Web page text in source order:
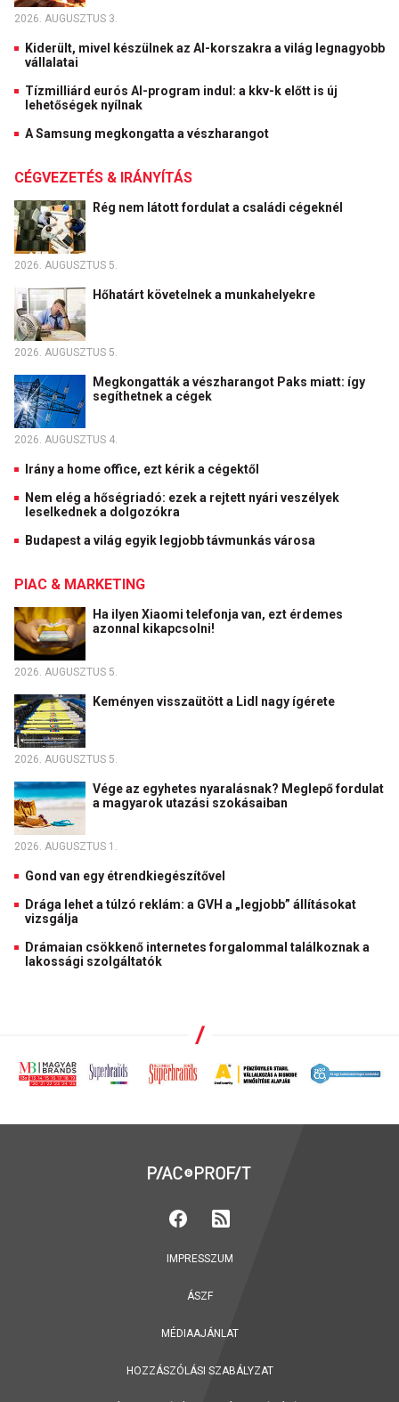
2026. AUGUSZTUS 3.
Kiderült, mivel készülnek az AI-korszakra a világ legnagyobb
vállalatai
Tízmilliárd eurós AI-program indul: a kkv-k előtt is új
lehetőségek nyílnak
A Samsung megkongatta a vészharangot
CÉGVEZETÉS & IRÁNYÍTÁS
Rég nem látott fordulat a családi cégeknél
2026. AUGUSZTUS 5.
Hőhatárt követelnek a munkahelyekre
2026. AUGUSZTUS 5.
Megkongatták a vészharangot Paks miatt: így
segíthetnek a cégek
2026. AUGUSZTUS 4.
Irány a home office, ezt kérik a cégektől
Nem elég a hőségriadó: ezek a rejtett nyári veszélyek
leselkednek a dolgozókra
Budapest a világ egyik legjobb távmunkás városa
PIAC & MARKETING
Ha ilyen Xiaomi telefonja van, ezt érdemes
azonnal kikapcsolni!
2026. AUGUSZTUS 5.
Keményen visszaütött a Lidl nagy ígérete
2026. AUGUSZTUS 5.
Vége az egyhetes nyaralásnak? Meglepő fordulat
a magyarok utazási szokásaiban
2026. AUGUSZTUS 1.
Gond van egy étrendkiegészítővel
Drága lehet a túlzó reklám: a GVH a „legjobb” állításokat
vizsgálja
Drámaian csökkenő internetes forgalommal találkoznak a
lakossági szolgáltatók
IMPRESSZUM
ÁSZF
MÉDIAAJÁNLAT
HOZZÁSZÓLÁSI SZABÁLYZAT